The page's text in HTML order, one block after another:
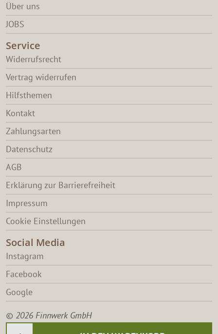
Über uns
JOBS
Service
Widerrufsrecht
Vertrag widerrufen
Hilfsthemen
Kontakt
Zahlungsarten
Datenschutz
AGB
Erklärung zur Barrierefreiheit
Impressum
Cookie Einstellungen
Social Media
Instagram
Facebook
Google
© 2026 Finnwerk GmbH